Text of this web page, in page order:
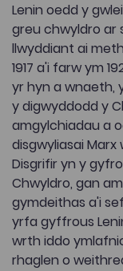
Lenin oedd y
greu chwyldro ar
llwyddiant ai
1917 a'i farw ym
yr hyn a wnaeth,
y digwyddodd y
amgylchiadau a
disgwyliasai
Disgrifir yn y
Chwyldro, gan
gymdeithas a'i
yrfa gyffrous
wrth iddo
rhaglen o